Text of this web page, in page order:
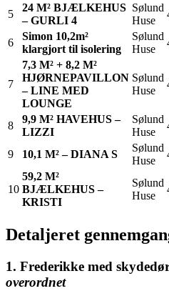
5
24 M² BJÆLKEHUS
– GURLI 4
Sølund
Huse
6
Simon 10,2m²
klargjort til isolering
Sølund
Huse
7
7,3 M² + 8,2 M²
HJØRNEPAVILLON
– LINE MED
LOUNGE
Sølund
Huse
8
9,9 M² HAVEHUS –
LIZZI
Sølund
Huse
9
10,1 M² – DIANA S
Sølund
Huse
10
59,2 M²
BJÆLKEHUS –
KRISTI
Sølund
Huse
Detaljeret
1. Frederikke med
overordnet